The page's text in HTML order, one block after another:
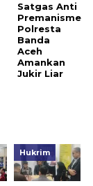
Satgas Anti
Premanisme
Polresta
Banda
Aceh
Amankan
Jukir Liar
Hukrim